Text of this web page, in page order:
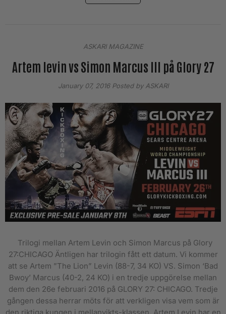
ASKARI MAGAZINE
Artem levin vs Simon Marcus III på Glory 27
January 07, 2016Posted by ASKARI
Trilogi mellan Artem Levin och Simon Marcus på Glory
27:CHICAGO Äntligen har trilogin fått ett datum. Vi kommer
att se Artem ”The Lion” Levin (88-7, 34 KO) VS. Simon ‘Bad
Bwoy’ Marcus (40-2, 24 KO) i en tredje uppgörelse mellan
dem den 26e februari 2016 på GLORY 27: CHICAGO. Tredje
gången dessa herrar möts för att verkligen visa vem som är